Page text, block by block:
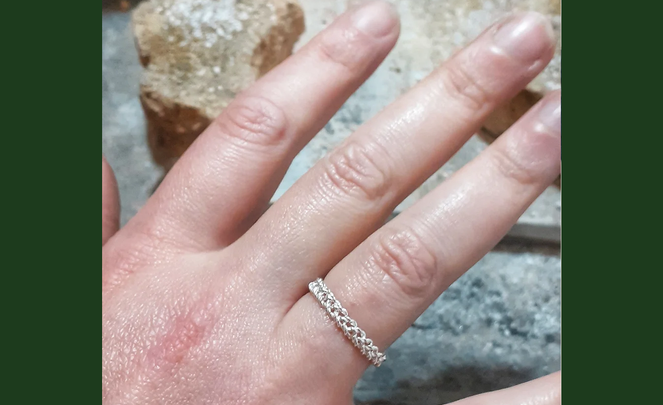
interne, mobili, trasformando le superfici in
prodotti dalla forte personalità.
Inoltre ha dedicato molto tempo alla ricerca di
materiali e allo studio per offrire una scelta di
creazioni, concretizzandole nella linea “Art Design
- Flora & Seashell” per una produzione
personalizzata di oggetti d’arredamento,
utilizzando supporti e materiali diversificati in
termini di arredo di interni e oggetti di design.
Qualche anno fà l’esigenza di far conoscere le
sue esperienze, si concretizza con la nascita del
“Laboratorio Itinerante online” creare superfici
con Spritito Artisitico.
Avendo acquisito nel tempo una buona
conoscenza dei materiali e tecniche, per i
restyling, ha messo appunto un percorso di
lavorazione per il recupero dei mobili e arredo,
per i suoi corsi.
Ha iniziato così a trasmetterle nel suo Laboratorio
sia in presenza che online, organizzando vari
corsi per insegnare tutti gli Step con un percorso
completo, dalle Tecniche Decorative agli Stili,
aiutando così a rinnovare le case, dal recupero
del singolo mobile, alle cucine e a tutti gli ambienti.
I colori hanno una importanza rilevante per
Isabela, in particolare per quanto riguarda il loro
potere energetico che cerca di trasmettere.
ENGLISH
Born in Rome in 1958, where she lived until a few
years ago, then deciding to move to Sardinia in
the province of Olbia.
His passion for colors is inherent inherited from his
great-grandfather, grandfather, father and